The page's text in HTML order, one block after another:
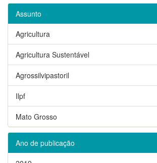
Assunto
Agricultura
Agricultura Sustentável
Agrossilvipastoril
Ilpf
Mato Grosso
Ano de publicação